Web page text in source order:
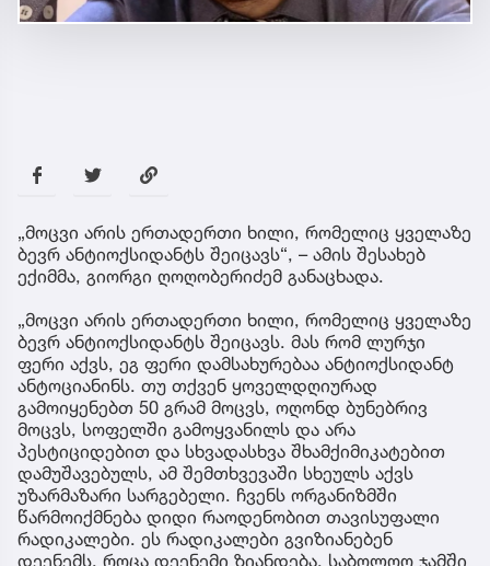
„მოცვი არის ერთადერთი ხილი, რომელიც ყველაზე
ბევრ ანტიოქსიდანტს შეიცავს“, – ამის შესახებ
ექიმმა, გიორგი ღოღობერიძემ განაცხადა.
„მოცვი არის ერთადერთი ხილი, რომელიც ყველაზე
ბევრ ანტიოქსიდანტს შეიცავს. მას რომ ლურჯი
ფერი აქვს, ეგ ფერი დამსახურებაა ანტიოქსიდანტ
ანტოციანინს. თუ თქვენ ყოველდღიურად
გამოიყენებთ 50 გრამ მოცვს, ოღონდ ბუნებრივ
მოცვს, სოფელში გამოყვანილს და არა
პესტიციდებით და სხვადასხვა შხამქიმიკატებით
დამუშავებულს, ამ შემთხვევაში სხეულს აქვს
უზარმაზარი სარგებელი. ჩვენს ორგანიზმში
წარმოიქმნება დიდი რაოდენობით თავისუფალი
რადიკალები. ეს რადიკალები გვიზიანებენ
დეენემს, როცა დეენემი ზიანდება, საბოლოო ჯამში